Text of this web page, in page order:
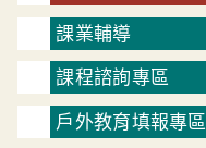
課業輔導
課程諮詢專區
戶外教育填報專區